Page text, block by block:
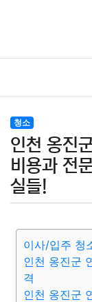
청소
인천 옹진
비용과 전
실들!
이사/입주 청
인천 옹진군
격
인천 옹진군